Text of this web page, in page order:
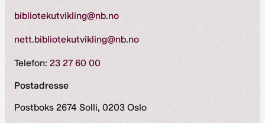
bibliotekutvikling@nb.no
nett.bibliotekutvikling@nb.no
Telefon: 23 27 60 00
Postadresse
Postboks 2674 Solli, 0203 Oslo